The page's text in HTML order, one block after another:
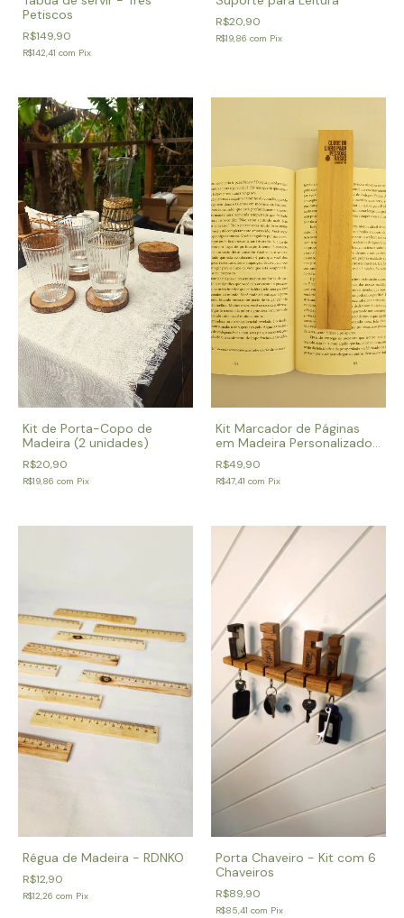
Petiscos
R$149,90
R$142,41 com Pix
R$20,90
R$19,86 com Pix
Kit de Porta-Copo de
Madeira (2 unidades)
R$20,90
R$19,86 com Pix
Kit Marcador de Páginas
em Madeira Personalizado
- 10 unidades
R$49,90
R$47,41 com Pix
Régua de Madeira - RDNKO
R$12,90
R$12,26 com Pix
Porta Chaveiro - Kit com 6
Chaveiros
R$89,90
R$85,41 com Pix